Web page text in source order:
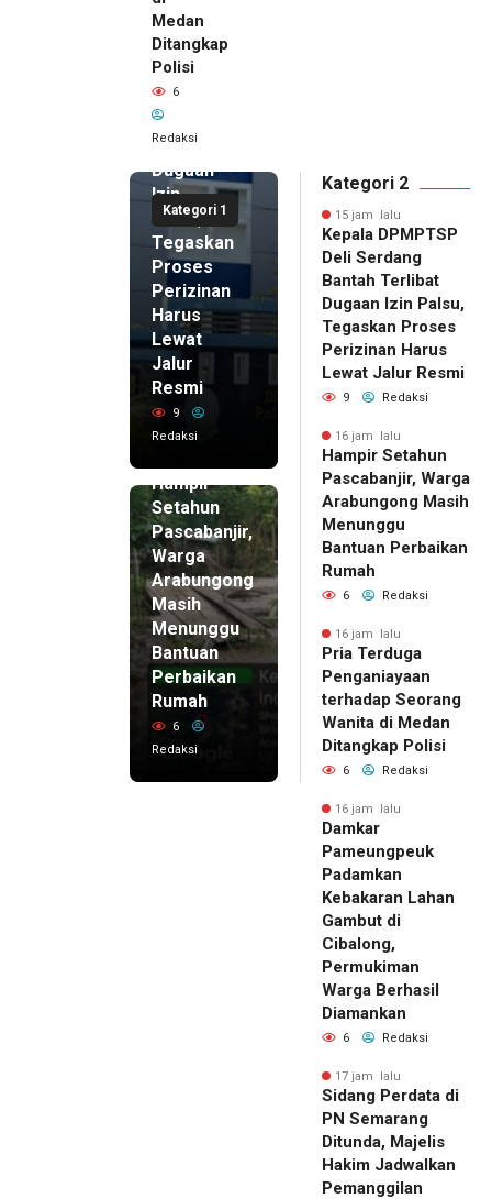
Medan
Ditangkap
Polisi
6
Redaksi
Kategori 1
15 jam lalu
Kepala
DPMPTSP
Deli
Serdang
Bantah
Terlibat
Dugaan
Izin
Palsu,
Tegaskan
Proses
Perizinan
Harus
Lewat
Jalur
Resmi
9
Redaksi
Hampir
Setahun
Pascabanjir,
Warga
Arabungong
Masih
Menunggu
Bantuan
Perbaikan
Rumah
6
Redaksi
Kategori 2
15 jam lalu
Kepala DPMPTSP
Deli Serdang
Bantah Terlibat
Dugaan Izin Palsu,
Tegaskan Proses
Perizinan Harus
Lewat Jalur Resmi
9 Redaksi
16 jam lalu
Hampir Setahun
Pascabanjir, Warga
Arabungong Masih
Menunggu
Bantuan Perbaikan
Rumah
6 Redaksi
16 jam lalu
Pria Terduga
Penganiayaan
terhadap Seorang
Wanita di Medan
Ditangkap Polisi
6 Redaksi
16 jam lalu
Damkar
Pameungpeuk
Padamkan
Kebakaran Lahan
Gambut di
Cibalong,
Permukiman
Warga Berhasil
Diamankan
6 Redaksi
17 jam lalu
Sidang Perdata di
PN Semarang
Ditunda, Majelis
Hakim Jadwalkan
Pemanggilan